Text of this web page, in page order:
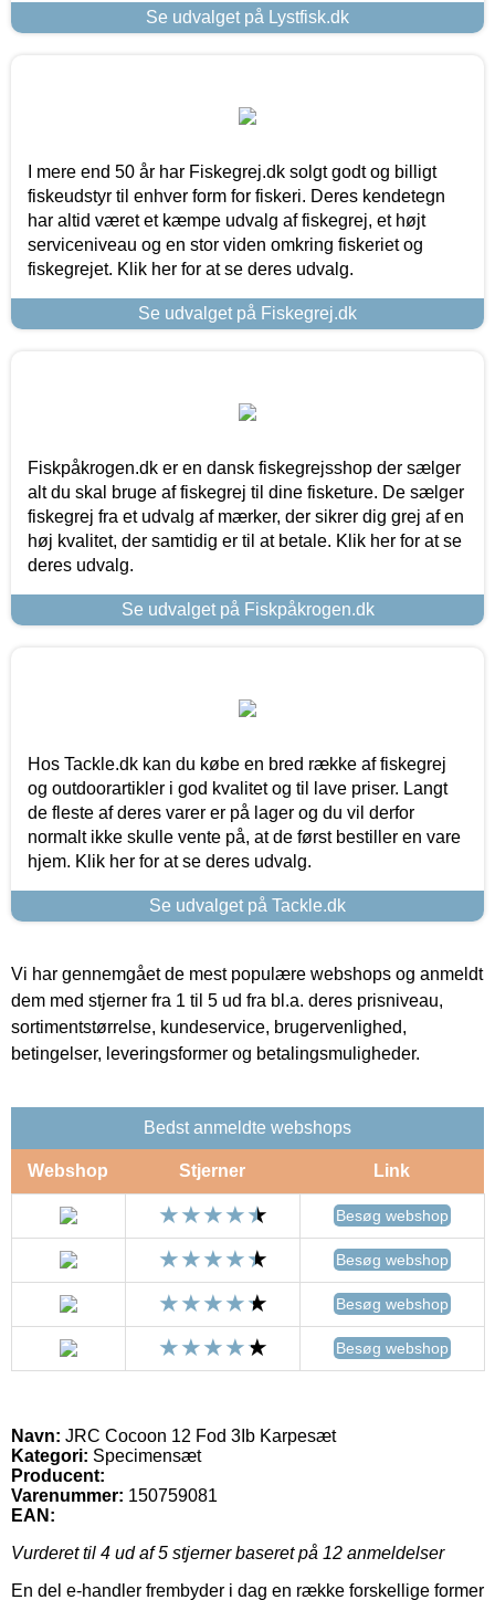
Se udvalget på Lystfisk.dk
I mere end 50 år har Fiskegrej.dk solgt godt og billigt
fiskeudstyr til enhver form for fiskeri. Deres kendetegn
har altid været et kæmpe udvalg af fiskegrej, et højt
serviceniveau og en stor viden omkring fiskeriet og
fiskegrejet. Klik her for at se deres udvalg.
Se udvalget på Fiskegrej.dk
Fiskpåkrogen.dk er en dansk fiskegrejsshop der sælger
alt du skal bruge af fiskegrej til dine fisketure. De sælger
fiskegrej fra et udvalg af mærker, der sikrer dig grej af en
høj kvalitet, der samtidig er til at betale. Klik her for at se
deres udvalg.
Se udvalget på Fiskpåkrogen.dk
Hos Tackle.dk kan du købe en bred række af fiskegrej
og outdoorartikler i god kvalitet og til lave priser. Langt
de fleste af deres varer er på lager og du vil derfor
normalt ikke skulle vente på, at de først bestiller en vare
hjem. Klik her for at se deres udvalg.
Se udvalget på Tackle.dk
Vi har gennemgået de mest populære webshops og anmeldt
dem med stjerner fra 1 til 5 ud fra bl.a. deres prisniveau,
sortimentstørrelse, kundeservice, brugervenlighed,
betingelser, leveringsformer og betalingsmuligheder.
Bedst anmeldte webshops
Webshop Stjerner Link
Besøg webshop
Besøg webshop
Besøg webshop
Besøg webshop
Navn: JRC Cocoon 12 Fod 3Ib Karpesæt
Kategori: Specimensæt
Producent:
Varenummer: 150759081
EAN:
Vurderet til 4 ud af 5 stjerner baseret på 12 anmeldelser
En del e-handler frembyder i dag en række forskellige former